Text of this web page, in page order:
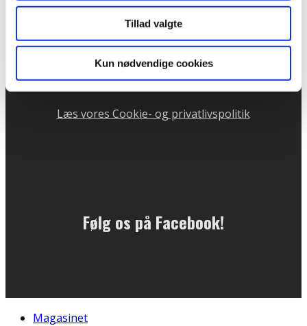
Tillad valgte
Kun nødvendige cookies
redaktion@outsideren.dk
81 11 76 64
Telefontid mandag og onsdag kl. 10 - 13
CVR: 31732204
Læs vores Cookie- og privatlivspolitik
Følg os på Facebook!
Magasinet